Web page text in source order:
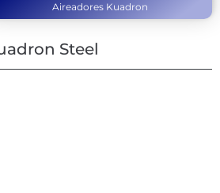
Aireadores Kuadron
Steel